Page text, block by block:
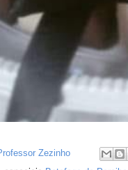
Zezinho